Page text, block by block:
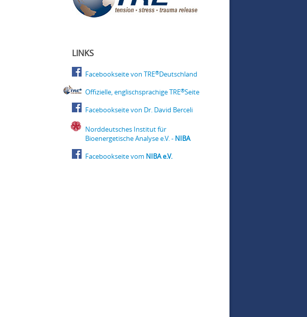
LINKS
Facebookseite von TRE®Deutschland
Offizielle, englischsprachige TRE®Seite
Facebookseite von Dr. David Berceli
Norddeutsches Institut für
Bioenergetische Analyse e.V. - NIBA
Facebookseite vom NIBA e.V.